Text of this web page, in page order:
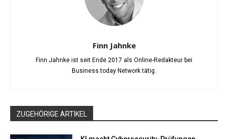
Finn Jahnke
Finn Jahnke ist seit Ende 2017 als Online-Redakteur bei
Business.today Network tätig.
ZUGEHÖRIGE ARTIKEL